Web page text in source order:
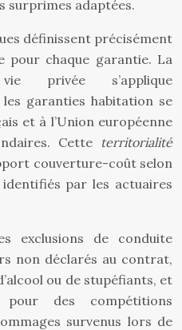
surprimes adaptées.
définissent précisément
chaque garantie. La
privée s’applique
garanties habitation se
et à l’Union européenne
Cette territorialité
couverture-coût selon
par les actuaires
exclusions de conduite
non déclarés au contrat,
ou de stupéfiants, et
pour des compétitions
survenus lors de